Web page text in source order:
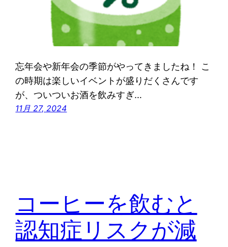
忘年会や新年会の季節がやってきましたね！ こ
の時期は楽しいイベントが盛りだくさんです
が、ついついお酒を飲みすぎ…
11月 27, 2024
コーヒーを飲むと
認知症リスクが減